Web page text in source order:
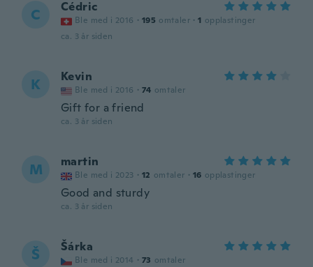
C Cédric
Ble med i 2016 · 195 omtaler · 1 opplastinger
ca. 3 år siden
K Kevin
Ble med i 2016 · 74 omtaler
Gift for a friend
ca. 3 år siden
M martin
Ble med i 2023 · 12 omtaler · 16 opplastinger
Good and sturdy
ca. 3 år siden
Š Šárka
Ble med i 2014 · 73 omtaler